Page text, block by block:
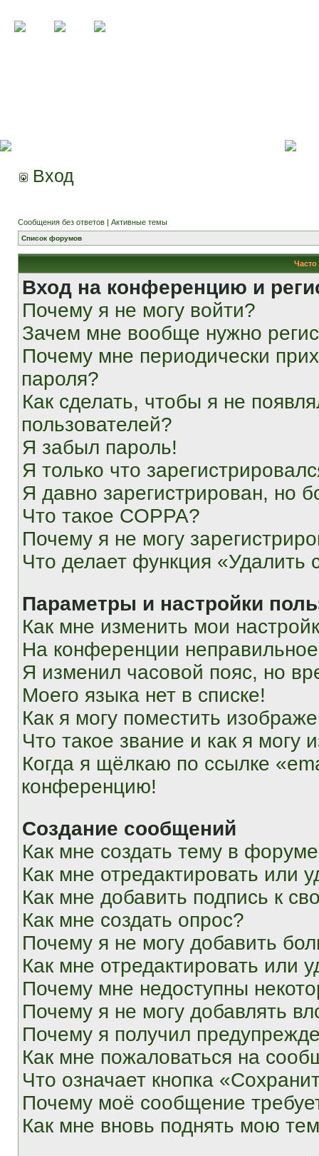
Вход
Сообщения без ответов | Активные темы
Список форумов
Вход на конференцию и
Почему я не могу войти?
Зачем мне вообще нужно
Почему мне периодически
пароля?
Как сделать, чтобы я не
пользователей?
Я забыл пароль!
Я только что
Я давно зарегистрирован, но
Что такое COPPA?
Почему я не могу
Что делает функция «Удалить
Параметры и настройки
Как мне изменить мои
На конференции
Я изменил часовой пояс, но
Моего языка нет в списке!
Как я могу поместить
Что такое звание и как я могу
Когда я щёлкаю по ссылке
конференцию!
Создание сообщений
Как мне создать тему в
Как мне отредактировать или
Как мне добавить подпись к
Как мне создать опрос?
Почему я не могу добавить
Как мне отредактировать или
Почему мне недоступны
Почему я не могу добавлять
Почему я получил
Как мне пожаловаться на
Что означает кнопка
Почему моё сообщение
Как мне вновь поднять мою